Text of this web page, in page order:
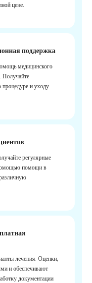
цене.
поддержка
медицинского
Получайте
процедуре и уходу
регулярные
помощи в
лечения. Оценки,
и обеспечивают
документации